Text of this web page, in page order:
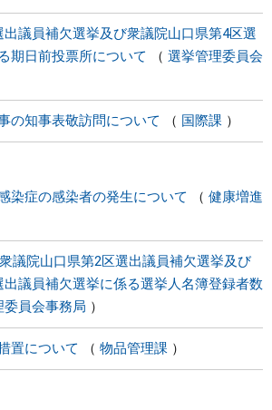
議員補欠選挙及び衆議院山口県第4区選
期日前投票所について
選挙管理委員会
の知事表敬訪問について 国際課
染症の感染者の発生について
健康増進
議院山口県第2区選出議員補欠選挙及び
議員補欠選挙に係る選挙人名簿登録者数
委員会事務局
置について 物品管理課